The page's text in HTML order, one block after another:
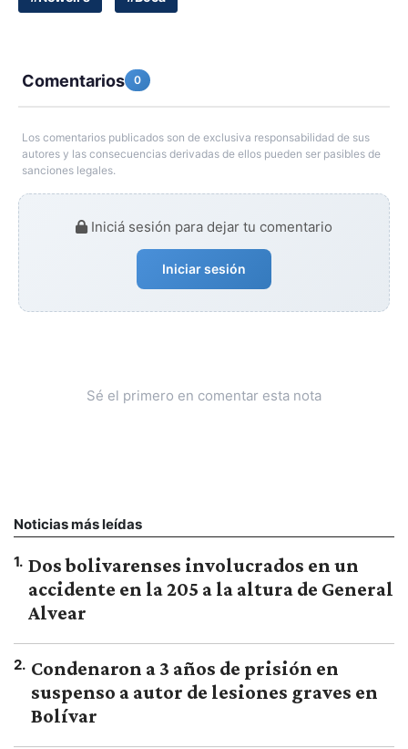
Comentarios 0
Los comentarios publicados son de exclusiva responsabilidad de sus
autores y las consecuencias derivadas de ellos pueden ser pasibles de
sanciones legales.
Iniciá sesión para dejar tu comentario
Iniciar sesión
Sé el primero en comentar esta nota
Noticias más leídas
1. Dos bolivarenses involucrados en un
accidente en la 205 a la altura de General
Alvear
2. Condenaron a 3 años de prisión en
suspenso a autor de lesiones graves en
Bolívar